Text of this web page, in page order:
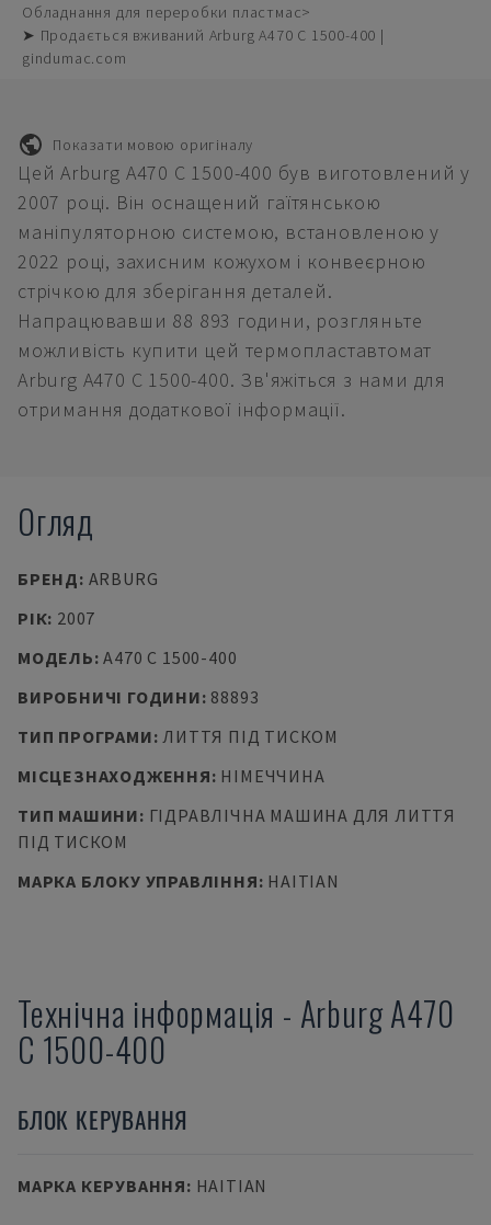
Обладнання для переробки пластмас
➤ Продається вживаний Arburg A470 C 1500-400 |
gindumac.com
Показати мовою оригіналу
Цей Arburg A470 C 1500-400 був виготовлений у
2007 році. Він оснащений гаїтянською
маніпуляторною системою, встановленою у
2022 році, захисним кожухом і конвеєрною
стрічкою для зберігання деталей.
Напрацювавши 88 893 години, розгляньте
можливість купити цей термопластавтомат
Arburg A470 C 1500-400. Зв'яжіться з нами для
отримання додаткової інформації.
Огляд
БРЕНД: ARBURG
РІК: 2007
МОДЕЛЬ:A470 C 1500-400
ВИРОБНИЧІ ГОДИНИ: 88893
ТИП ПРОГРАМИ:ЛИТТЯ ПІД ТИСКОМ
МІСЦЕЗНАХОДЖЕННЯ: НІМЕЧЧИНА
ТИП МАШИНИ: ГІДРАВЛІЧНА МАШИНА ДЛЯ ЛИТТЯ
ПІД ТИСКОМ
МАРКА БЛОКУ УПРАВЛІННЯ: HAITIAN
Технічна інформація - ArburgA470
C 1500-400
БЛОК КЕРУВАННЯ
МАРКА КЕРУВАННЯ: HAITIAN